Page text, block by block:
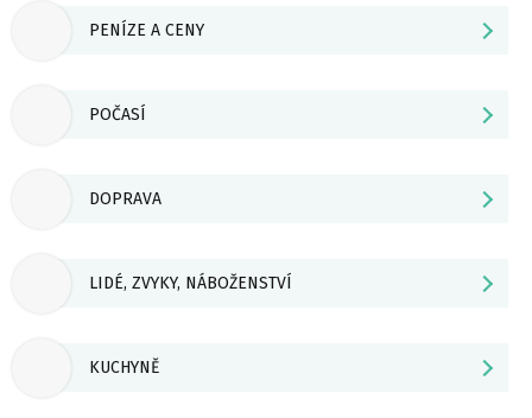
PENÍZE A CENY
POČASÍ
DOPRAVA
LIDÉ, ZVYKY, NÁBOŽENSTVÍ
KUCHYNĚ